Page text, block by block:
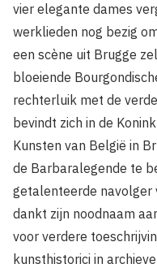
vier elegante dames
werklieden nog bezig
een scène uit Brugge
bloeiende
rechterluik met de
bevindt zich in de
Kunsten van België in
de Barbaralegende te
getalenteerde navolger
dankt zijn noodnaam
voor verdere
kunsthistorici in